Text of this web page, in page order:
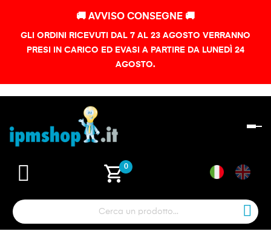
🚚 AVVISO CONSEGNE 🚚
GLI ORDINI RICEVUTI DAL 7 AL 23 AGOSTO VERRANNO
PRESI IN CARICO ED EVASI A PARTIRE DA LUNEDÌ 24
AGOSTO.
shopping_cart0